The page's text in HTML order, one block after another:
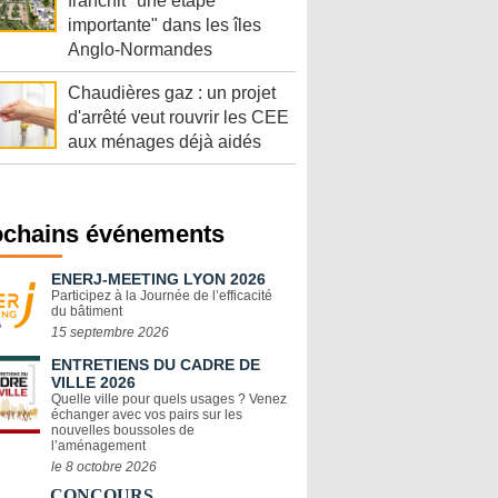
importante" dans les îles
Anglo-Normandes
Chaudières gaz : un projet
d'arrêté veut rouvrir les CEE
aux ménages déjà aidés
événements
ENERJ-MEETING LYON 2026
Participez à la Journée de l’efficacité
du bâtiment
15 septembre 2026
ENTRETIENS DU CADRE DE
VILLE 2026
Quelle ville pour quels usages ? Venez
échanger avec vos pairs sur les
nouvelles boussoles de
l’aménagement
le 8 octobre 2026